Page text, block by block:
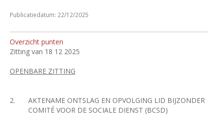
Publicatiedatum: 22/12/2025
Overzicht punten
Zitting van 18 12 2025
OPENBARE ZITTING
2.
AKTENAME ONTSLAG EN OPVOLGING LID BIJZONDER
COMITÉ VOOR DE SOCIALE DIENST (BCSD)